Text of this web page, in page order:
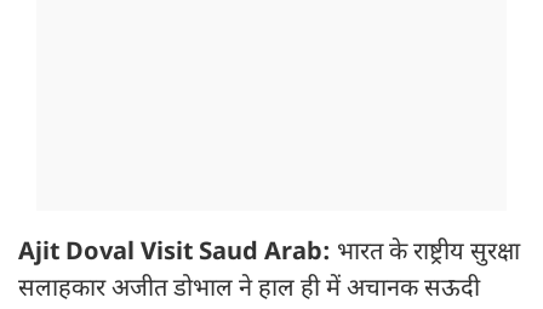
Ajit Doval Visit Saud Arab: भारत के राष्ट्रीय सुरक्षा
सलाहकार अजीत डोभाल ने हाल ही में अचानक सऊदी